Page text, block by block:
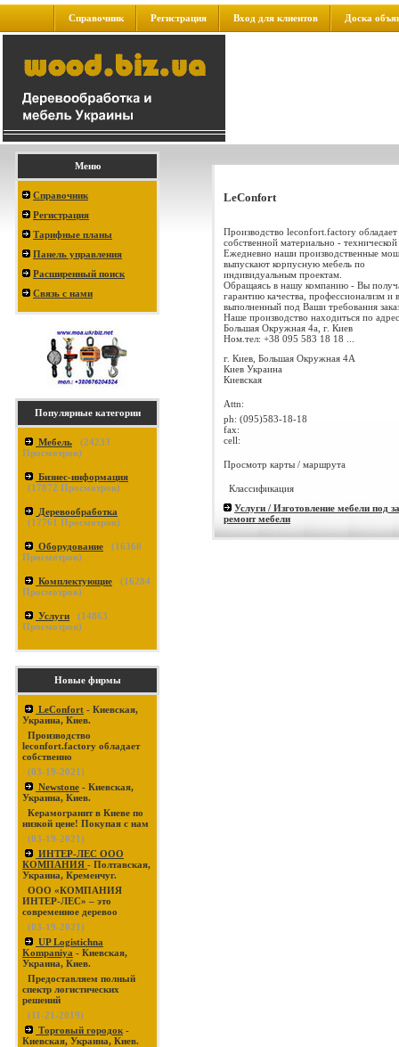
Справочник Регистрация Вход для клиентов Доска
Меню
Справочник
Регистрация
Тарифные планы
Панель управления
Расширенный поиск
Связь с нами
Популярные категории
Мебель (24233
Просмотров)
Бизнес-информация
(17872 Просмотров)
Деревообработка
(17761 Просмотров)
Оборудование (16368
Просмотров)
Комплектующие (16284
Просмотров)
Услуги (14863
Просмотров)
Новые фирмы
LeConfort - Киевская,
Украина, Киев.
Производство
leconfort.factory обладает
собственно
(03-19-2021)
Newstone - Киевская,
Украина, Киев.
Керамогранит в Киеве по
низкой цене! Покупая с нам
(03-19-2021)
ИНТЕР-ЛЕС ООО
КОМПАНИЯ - Полтавская,
Украина, Кременчуг.
ООО «КОМПАНИЯ
ИНТЕР-ЛЕС» – это
современное деревоо
(03-19-2021)
UP Logistichna
Kompaniya - Киевская,
Украина, Киев.
Предоставляем полный
спектр логистических
решений
(11-21-2019)
Торговый городок -
Киевская, Украина, Киев.
LeConfort
Производство leconfort.factory обладает
собственной материально - технической
Ежедневно наши производственные
выпускают корпусную мебель по
индивидуальным проектам.
Обращаясь в нашу компанию - Вы
гарантию качества, профессионализм и
выполненный под Ваши требования
Наше производство находиться по
Большая Окружная 4а, г. Киев
Ном.тел: +38 095 583 18 18 ...
г. Киев, Большая Окружная 4А
Киев Украина
Киевская
Attn:
ph: (095)583-18-18
fax:
cell:
Просмотр карты / маршрута
Классификация
Услуги / Изготовление мебели под
ремонт мебели